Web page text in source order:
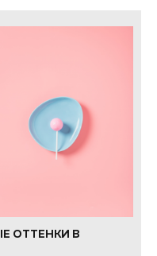
ОТТЕНКИ В